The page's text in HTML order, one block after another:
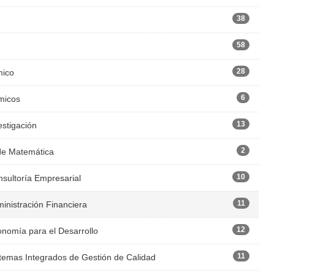
38
58
28
6
13
Matemática 2
Empresarial 10
Financiera 11
para el Desarrollo 12
Integrados de Gestión de Calidad 11